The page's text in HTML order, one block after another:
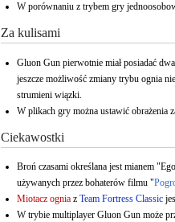
W porównaniu z trybem gry
Za kulisami
Gluon Gun pierwotnie miał posiadać
jeszcze możliwość zmiany trybu ognia
strumieni wiązki.
W plikach gry można ustawić obrażenia
Ciekawostki
Broń czasami określana jest mianem
używanych przez bohaterów filmu "
Miotacz ognia z Team Fortress Classic
W trybie multiplayer Gluon Gun może